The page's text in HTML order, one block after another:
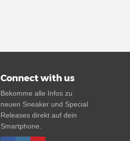
Connect with us
Bekomme alle Infos zu
neuen Sneaker und Special
Releases direkt auf dein
Smartphone.